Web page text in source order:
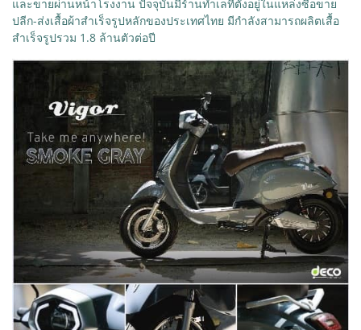
และขายผ่านหน้าโรงงาน ปัจจุบันมีร้านทำเลที่ตั้งอยู่ในแหล่งซื้อขาย
ปลีก-ส่งเสื้อผ้าสำเร็จรูปหลักของประเทศไทย มีกำลังสามารถผลิตเสื้อ
สำเร็จรูปรวม 1.8 ล้านตัวต่อปี